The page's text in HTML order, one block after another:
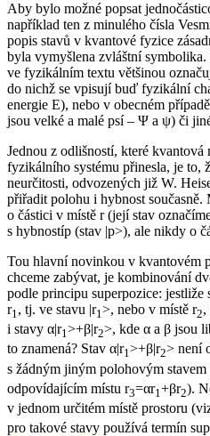
Aby bylo možné popsat
například ten z minulého čísla
popis stavů v kvantové fyzice
byla vymyšlena zvláštní
ve fyzikálním textu většinou
do nichž se vpisují buď fyzikální
energie E), nebo v obecném
jsou velké a malé psí – Ψ a ψ) či
Jednou z odlišností, které kvantová
fyzikálního systému přinesla, je to,
neurčitosti, odvozených již W.
přiřadit polohu i hybnost
o částici v místě r(její stav
s hybnostíp (stav |p>), ale nikdy o
Tou hlavní novinkou v kvantovém
chceme zabývat, je kombinování
podle principu superpozice: jestliže
r1, tj. ve stavu |r1>, nebo v místě r2,
i stavy α|r1>+β|r2>, kde α a β jsou
to znamená? Stav α|r1>+β|r2> není
s žádným jiným polohovým stavem
odpovídajícím místu r3=αr1 +βr2).
v jednom určitém místě prostoru
pro takové stavy používá termín